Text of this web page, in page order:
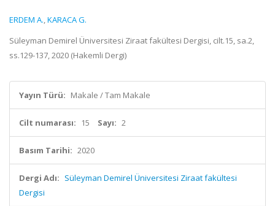
ERDEM A.,KARACA G.
Süleyman Demirel Üniversitesi Ziraat fakültesi Dergisi, cilt.15, sa.2,
ss.129-137, 2020 (Hakemli Dergi)
Yayın Türü: Makale / Tam Makale
Cilt numarası: 15 Sayı: 2
Basım Tarihi: 2020
Dergi Adı: Süleyman Demirel Üniversitesi Ziraat fakültesi
Dergisi